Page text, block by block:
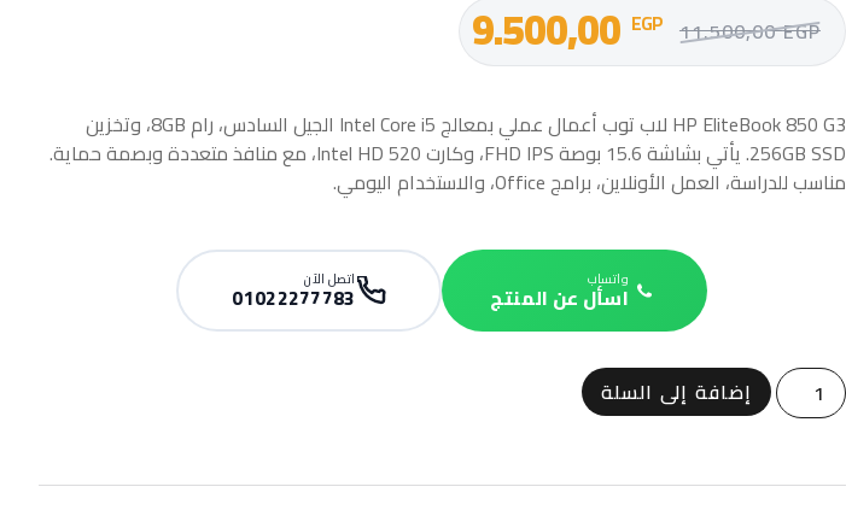
11.500,00EGP
9.500,00 EGP
HP EliteBook 850 G3 لاب توب أعمال عملي بمعالج Intel Core i5 الجيل السادس، رام 8GB، وتخزين
256GB SSD. يأتي بشاشة 15.6 بوصة FHD IPS، وكارت Intel HD 520، مع منافذ متعددة وبصمة حماية.
مناسب للدراسة، العمل الأونلاين، برامج Office، والاستخدام اليومي.
واتساب
اسأل عن المنتج
اتصل الآن
01022277783
إضافة إلى السلة